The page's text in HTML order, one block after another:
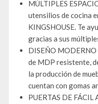
MÚLTIPLES
utensilios de cocina
KINGSHOUSE. Te
gracias a sus
DISEÑO MODERNO
de MDP resistente,
la producción de
cuentan con gomas
PUERTAS DE